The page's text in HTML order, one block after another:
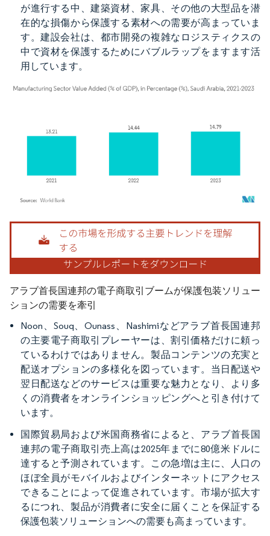
が進行する中、建築資材、家具、その他の大型品を潜
在的な損傷から保護する素材への需要が高まっていま
す。建設会社は、都市開発の複雑なロジスティクスの
中で資材を保護するためにバブルラップをますます活
用しています。
画像 © Mordor Intelligence。再利用にはCC BY 4.0の表示が必要です。
アラブ首長国連邦の電子商取引ブームが保護包装ソリュー
ションの需要を牽引
Noon、Souq、Ounass、Nashimiなどアラブ首長国連邦
の主要電子商取引プレーヤーは、割引価格だけに頼っ
ているわけではありません。製品コンテンツの充実と
配送オプションの多様化を図っています。当日配送や
翌日配送などのサービスは重要な魅力となり、より多
くの消費者をオンラインショッピングへと引き付けて
います。
国際貿易局および米国商務省によると、アラブ首長国
連邦の電子商取引売上高は2025年までに80億米ドルに
達すると予測されています。この急増は主に、人口の
ほぼ全員がモバイルおよびインターネットにアクセス
できることによって促進されています。市場が拡大す
るにつれ、製品が消費者に安全に届くことを保証する
保護包装ソリューションへの需要も高まっています。